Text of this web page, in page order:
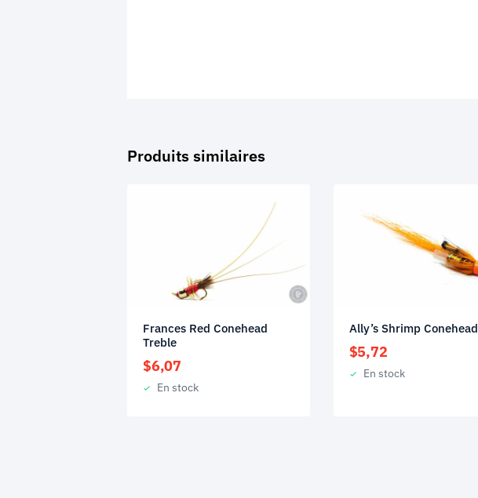
Produits similaires
Frances Red Conehead
Treble
$6,07
En stock
Ally’s Shrimp Conehead
$5,72
En stock